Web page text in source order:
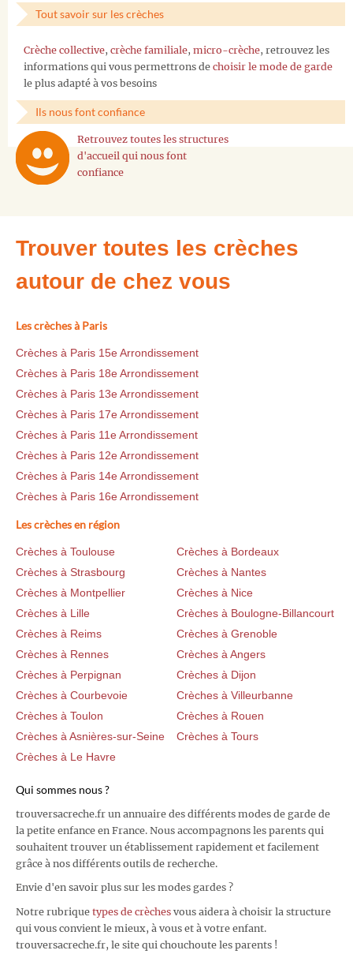
Tout savoir sur les crèches
Crèche collective, crèche familiale, micro-crèche, retrouvez les
informations qui vous permettrons de choisir le mode de garde
le plus adapté à vos besoins
Ils nous font confiance
Retrouvez toutes les structures
d'accueil qui nous font
confiance
Trouver toutes les crèches
autour de chez vous
Les crèches à Paris
Crèches à Paris 15e Arrondissement
Crèches à Paris 18e Arrondissement
Crèches à Paris 13e Arrondissement
Crèches à Paris 17e Arrondissement
Crèches à Paris 11e Arrondissement
Crèches à Paris 12e Arrondissement
Crèches à Paris 14e Arrondissement
Crèches à Paris 16e Arrondissement
Les crèches en région
Crèches à Toulouse
Crèches à Bordeaux
Crèches à Strasbourg
Crèches à Nantes
Crèches à Montpellier
Crèches à Nice
Crèches à Lille
Crèches à Boulogne-Billancourt
Crèches à Reims
Crèches à Grenoble
Crèches à Rennes
Crèches à Angers
Crèches à Perpignan
Crèches à Dijon
Crèches à Courbevoie
Crèches à Villeurbanne
Crèches à Toulon
Crèches à Rouen
Crèches à Asnières-sur-Seine
Crèches à Tours
Crèches à Le Havre
Qui sommes nous ?
trouversacreche.fr un annuaire des différents modes de garde de
la petite enfance en France. Nous accompagnons les parents qui
souhaitent trouver un établissement rapidement et facilement
grâce à nos différents outils de recherche.
Envie d'en savoir plus sur les modes gardes ?
Notre rubrique types de crèches vous aidera à choisir la structure
qui vous convient le mieux, à vous et à votre enfant.
trouversacreche.fr, le site qui chouchoute les parents !